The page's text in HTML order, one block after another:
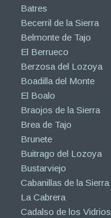
Batres
Becerril de la Sierra
Belmonte de Tajo
El Berrueco
Berzosa del Lozoya
Boadilla del Monte
El Boalo
Braojos de la Sierra
Brea de Tajo
Brunete
Buitrago del Lozoya
Bustarviejo
Cabanillas de la Sierra
La Cabrera
Cadalso de los Vidrios